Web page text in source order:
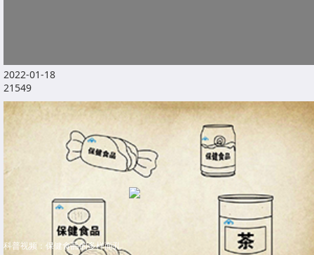
2022-01-18
21549
科普视频：保健食品的多样面孔